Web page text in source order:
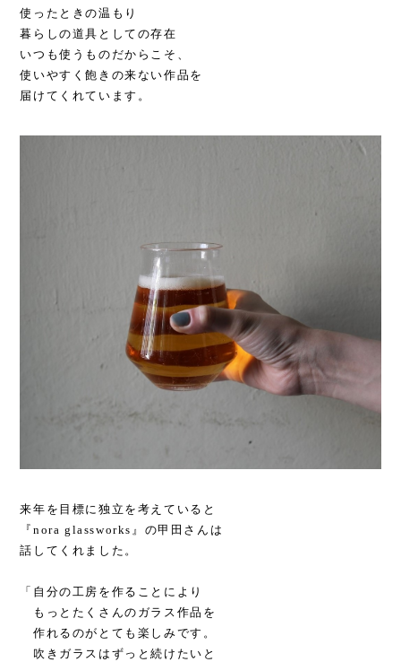
使ったときの温もり
暮らしの道具としての存在
いつも使うものだからこそ、
使いやすく飽きの来ない作品を
届けてくれています。
来年を目標に独立を考えていると
『nora glassworks』の甲田さんは
話してくれました。
「自分の工房を作ることにより
もっとたくさんのガラス作品を
作れるのがとても楽しみです。
吹きガラスはずっと続けたいと